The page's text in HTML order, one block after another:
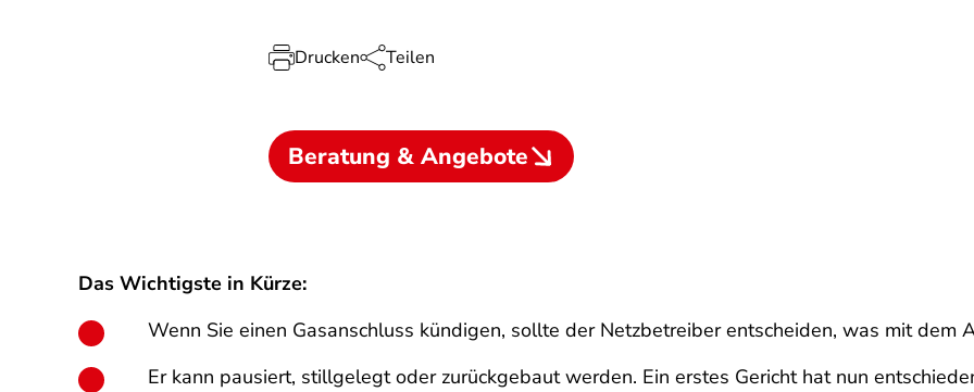
Drucken Teilen
Beratung & Angebote
Das Wichtigste in Kürze:
Wenn Sie einen Gasanschluss kündigen, sollte der Netzbetreiber entscheiden, was mit dem
Er kann pausiert, stillgelegt oder zurückgebaut werden. Ein erstes Gericht hat nun